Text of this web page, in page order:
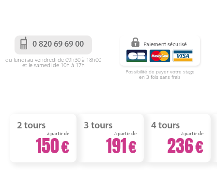
0 820 69 69 00
du lundi au vendredi de 09h30 à 18h00
et le samedi de 10h à 17h
Possibilité de payer votre stage
en 3 fois sans frais
2 tours
à partir de
150
3 tours
à partir de
191
4 tours
à partir de
236